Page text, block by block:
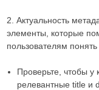
2. Актуальность
элементы, которые
пользователям
Проверьте, чтобы
релевантные title и